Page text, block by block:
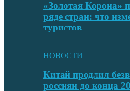
«Золотая Корона»
ряде стран: что
туристов
НОВОСТИ
Китай продлил
россиян до конца